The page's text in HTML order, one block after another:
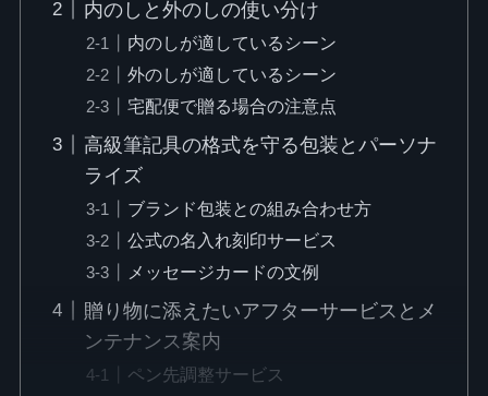
内のしと外のしの使い分け
内のしが適しているシーン
外のしが適しているシーン
宅配便で贈る場合の注意点
高級筆記具の格式を守る包装とパーソナ
ライズ
ブランド包装との組み合わせ方
公式の名入れ刻印サービス
メッセージカードの文例
贈り物に添えたいアフターサービスとメ
ンテナンス案内
ペン先調整サービス